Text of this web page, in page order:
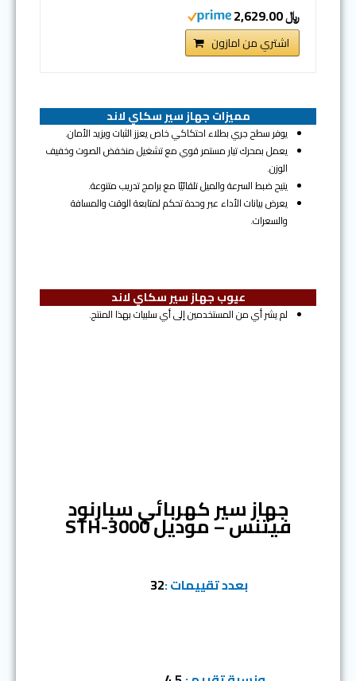
﷼ 2,629.00
اشتري من امازون
مميزات جهاز سير سكاي لاند
يوفر سطح جري بطلاء احتكاكي خاص يعزز الثبات ويزيد الأمان.
يعمل بمحرك تيار مستمر قوي مع تشغيل منخفض الصوت وخفيف
الوزن.
يتيح ضبط السرعة والميل تلقائيًا مع برامج تدريب متنوعة.
يعرض بيانات الأداء عبر وحدة تحكم لمتابعة الوقت والمسافة
والسعرات.
عيوب جهاز سير سكاي لاند
لم يشر أي من المستخدمين إلى أي سلبيات بهذا المنتج.
جهاز سير كهربائي سبارنود
فيتنس – موديل STH-3000
بعدد تقييمات :32